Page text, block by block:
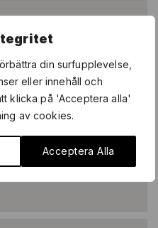
din surfupplevelse,
eller innehåll och
klicka på 'Acceptera alla'
av cookies.
Acceptera Alla
& IT-